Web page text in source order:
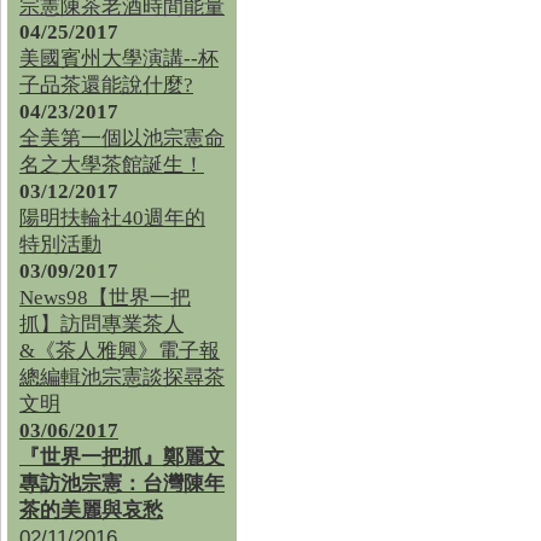
宗憲陳茶老酒時間能量
04/25/2017
美國賓州大學演講--杯
子品茶還能說什麼?
04/23/2017
全美第一個以池宗憲命
名之大學茶館誕生！
03/12/2017
陽明扶輪社40週年的
特別活動
03/09/2017
News98【世界一把
抓】訪問專業茶人
&《茶人雅興》電子報
總編輯池宗憲談探尋茶
文明
03/06/2017
『世界一把抓』鄭麗文
專訪池宗憲：台灣陳年
茶的美麗與哀愁